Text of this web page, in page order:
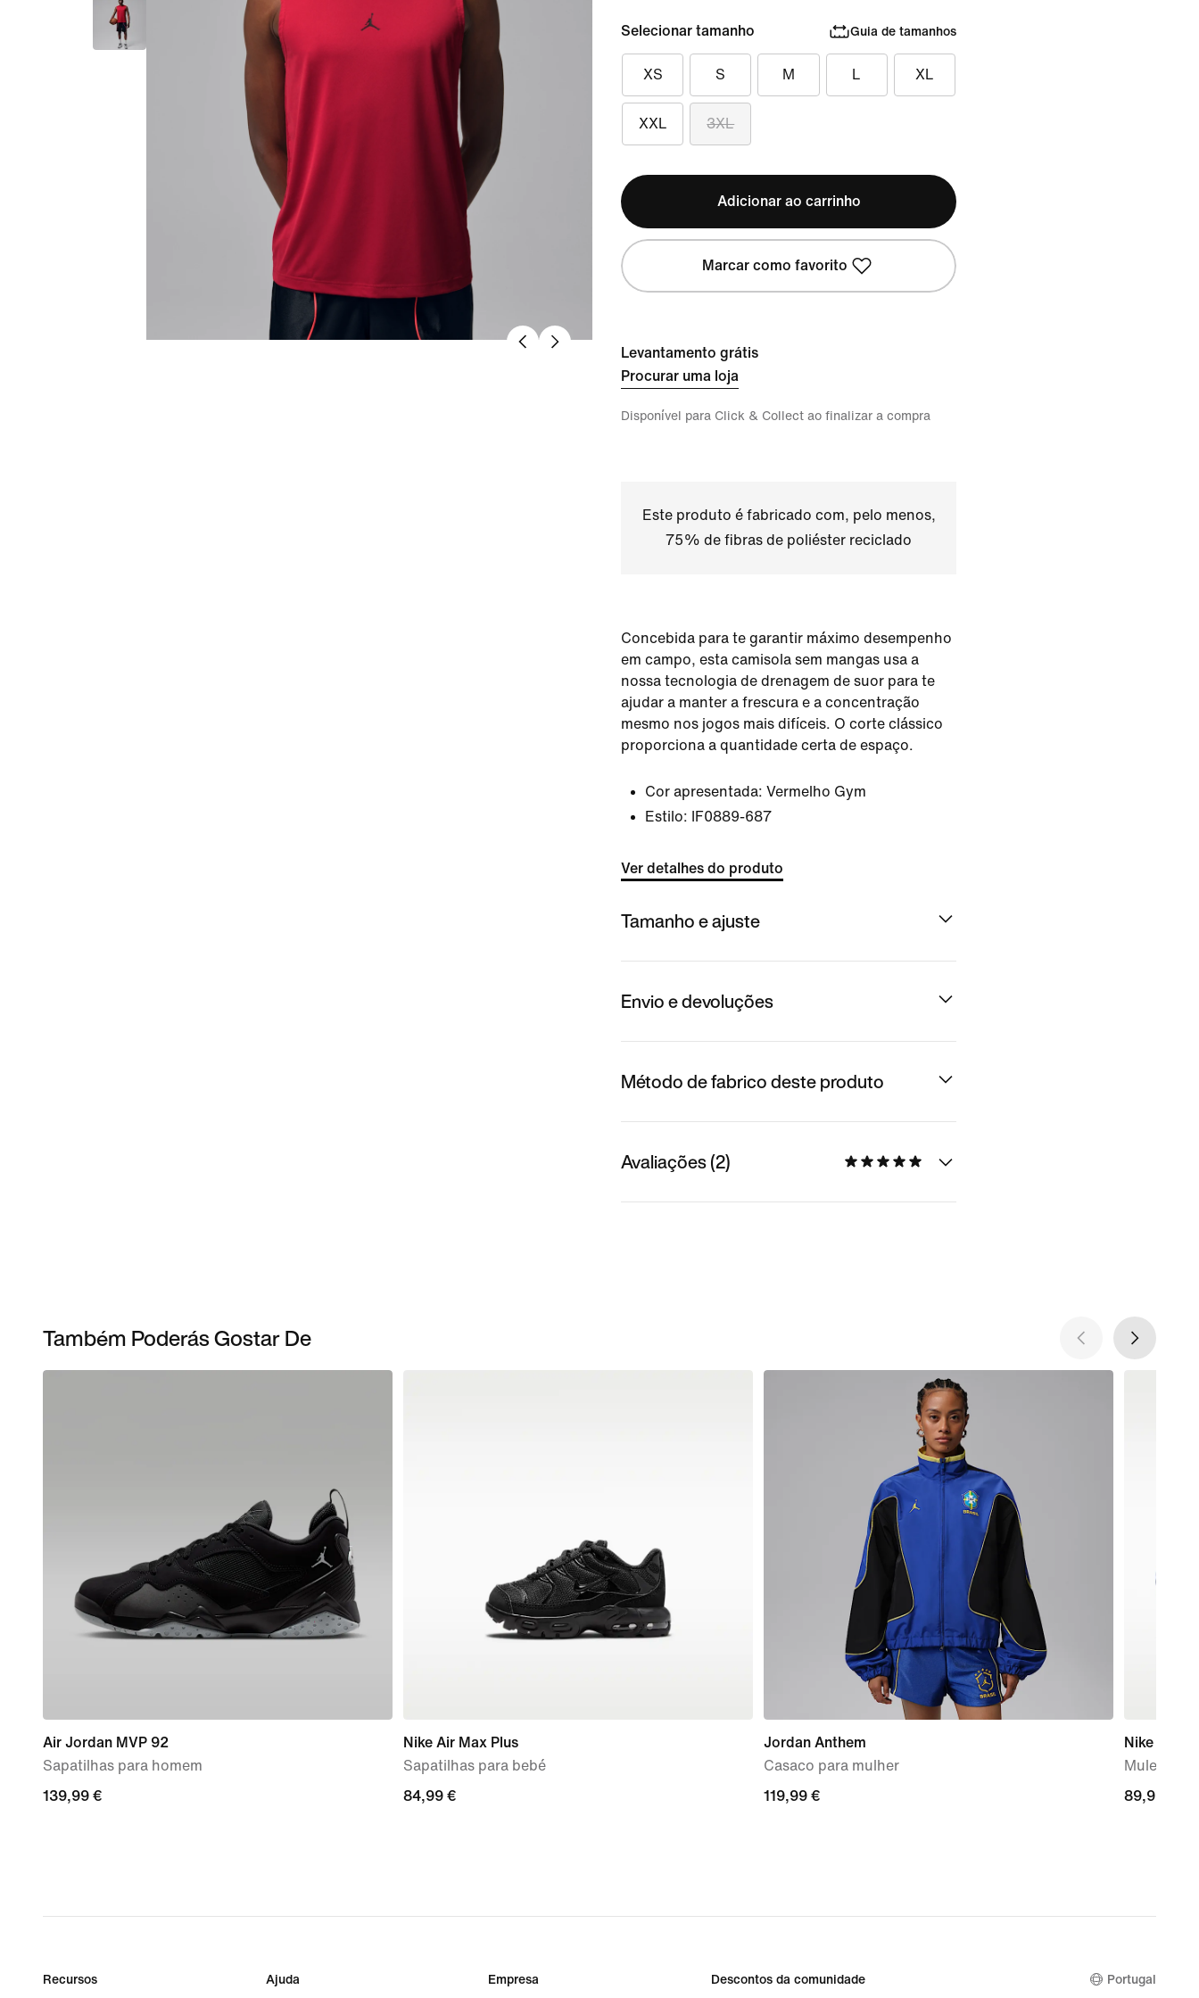
Selecionar tamanho Guia de tamanhos
XS S M L XL
XXL 3XL
Adicionar ao carrinho
Marcar como favorito
Levantamento grátis
Procurar uma loja
Disponível para Click & Collect ao finalizar a compra
Este produto é fabricado com, pelo menos,
75% de fibras de poliéster reciclado
Concebida para te garantir máximo desempenho
em campo, esta camisola sem mangas usa a
nossa tecnologia de drenagem de suor para te
ajudar a manter a frescura e a concentração
mesmo nos jogos mais difíceis. O corte clássico
proporciona a quantidade certa de espaço.
Cor apresentada: Vermelho Gym
Estilo:
IF0889-687
Ver detalhes do produto
Tamanho e ajuste
Envio e devoluções
Método de fabrico deste produto
Avaliações (2)
Também Poderás Gostar De
Air Jordan MVP 92
Sapatilhas para homem
139,99
139,99 €
Nike Air Max Plus
Sapatilhas para bebé
84,99
84,99 €
Jordan Anthem
Casaco para mulher
119,99
119,99 €
Nike Mind
Mules
89,99
89,99 €
Recursos Ajuda Empresa Descontos da comunidade Portugal